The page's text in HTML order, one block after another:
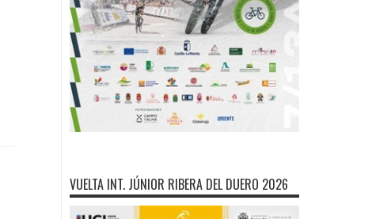
VUELTA INT. JÚNIOR RIBERA DEL DUERO 2026